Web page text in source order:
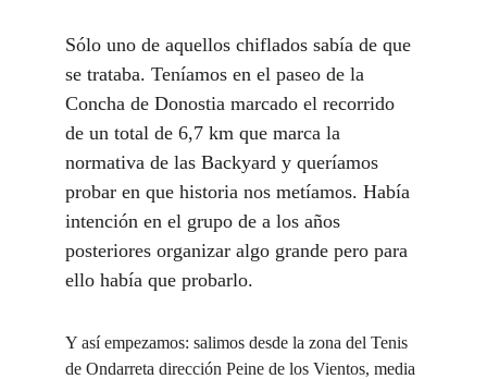
Sólo uno de aquellos chiflados sabía de que
se trataba. Teníamos en el paseo de la
Concha de Donostia marcado el recorrido
de un total de 6,7 km que marca la
normativa de las Backyard y queríamos
probar en que historia nos metíamos. Había
intención en el grupo de a los años
posteriores organizar algo grande pero para
ello había que probarlo.
Y así empezamos: salimos desde la zona del Tenis
de Ondarreta dirección Peine de los Vientos, media